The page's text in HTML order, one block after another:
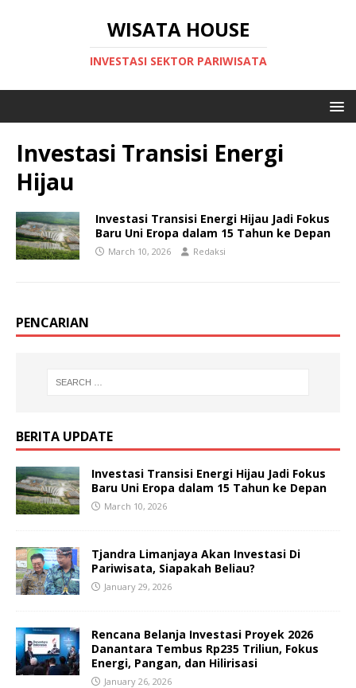
WISATA HOUSE
INVESTASI SEKTOR PARIWISATA
Investasi Transisi Energi
Hijau
Investasi Transisi Energi Hijau Jadi Fokus
Baru Uni Eropa dalam 15 Tahun ke Depan
March 10, 2026 Redaksi
PENCARIAN
BERITA UPDATE
Investasi Transisi Energi Hijau Jadi Fokus
Baru Uni Eropa dalam 15 Tahun ke Depan
March 10, 2026
Tjandra Limanjaya Akan Investasi Di
Pariwisata, Siapakah Beliau?
January 29, 2026
Rencana Belanja Investasi Proyek 2026
Danantara Tembus Rp235 Triliun, Fokus
Energi, Pangan, dan Hilirisasi
January 26, 2026